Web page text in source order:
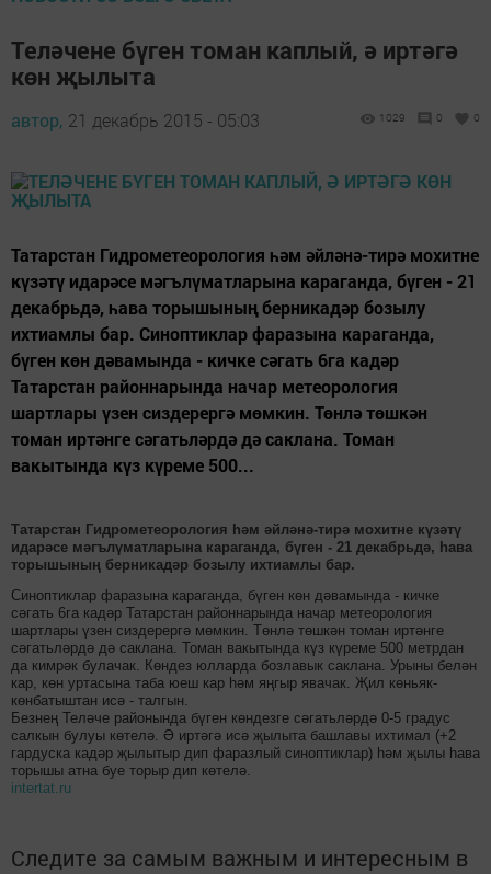
Теләчене бүген томан каплый, ә иртәгә
көн җылыта
автор, 21 декабрь 2015 - 05:03 1029 0 0
Татарстан Гидрометеорология һәм әйләнә-тирә мохитне
күзәтү идарәсе мәгълүматларына караганда, бүген - 21
декабрьдә, һава торышының берникадәр бозылу
ихтиамлы бар. Синоптиклар фаразына караганда,
бүген көн дәвамында - кичке сәгать 6га кадәр
Татарстан районнарында начар метеорология
шартлары үзен сиздерeргә мөмкин. Төнлә төшкән
томан иртәнге сәгатьләрдә дә саклана. Томан
вакытында күз күреме 500...
Татарстан Гидрометеорология һәм әйләнә-тирә мохитне күзәтү
идарәсе мәгълүматларына караганда, бүген - 21 декабрьдә, һава
торышының берникадәр бозылу ихтиамлы бар.
Синоптиклар фаразына караганда, бүген көн дәвамында - кичке
сәгать 6га кадәр Татарстан районнарында начар метеорология
шартлары үзен сиздерeргә мөмкин. Төнлә төшкән томан иртәнге
сәгатьләрдә дә саклана. Томан вакытында күз күреме 500 метрдан
да кимрәк булачак. Көндез юлларда бозлавык саклана. Урыны белән
кар, көн уртасына таба юеш кар һәм яңгыр явачак. Җил көньяк-
көнбатыштан исә - талгын.
Безнең Теләче районында бүген көндезге сәгатьләрдә 0-5 градус
салкын булуы көтелә. Ә иртәгә исә җылыта башлавы ихтимал (+2
гардуска кадәр җылытыр дип фаразлый синоптиклар) һәм җылы һава
торышы атна буе торыр дип көтелә.
intertat.ru
Следите за самым важным и интересным в